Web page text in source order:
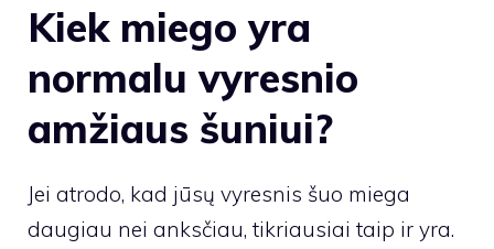
Kiek miego yra
normalu vyresnio
amžiaus šuniui?
Jei atrodo, kad jūsų vyresnis šuo miega
daugiau nei anksčiau, tikriausiai taip ir yra.